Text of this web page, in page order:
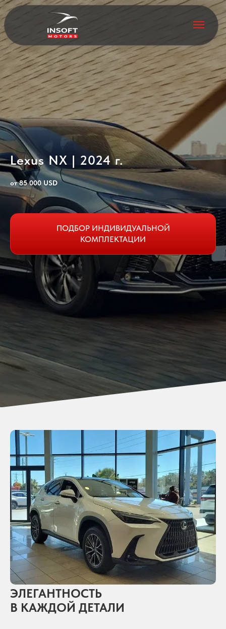
Lexus NX | 2024 г.
от 85 000 USD
ПОДБОР ИНДИВИДУАЛЬНОЙ
КОМПЛЕКТАЦИИ
ЭЛЕГАНТНОСТЬ
В КАЖДОЙ ДЕТАЛИ